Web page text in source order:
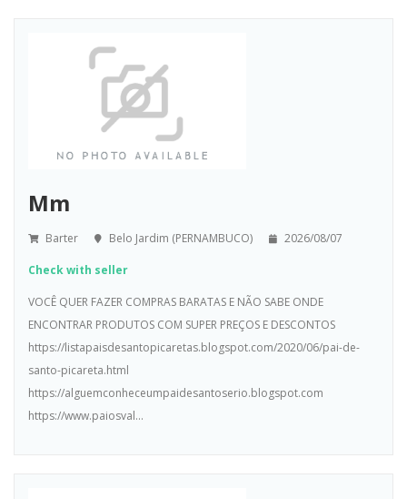
Mm
Barter Belo Jardim (PERNAMBUCO) 2026/08/07
Check with seller
VOCÊ QUER FAZER COMPRAS BARATAS E NÃO SABE ONDE
ENCONTRAR PRODUTOS COM SUPER PREÇOS E DESCONTOS
https://listapaisdesantopicaretas.blogspot.com/2020/06/pai-de-
santo-picareta.html
https://alguemconheceumpaidesantoserio.blogspot.com
https://www.paiosval...